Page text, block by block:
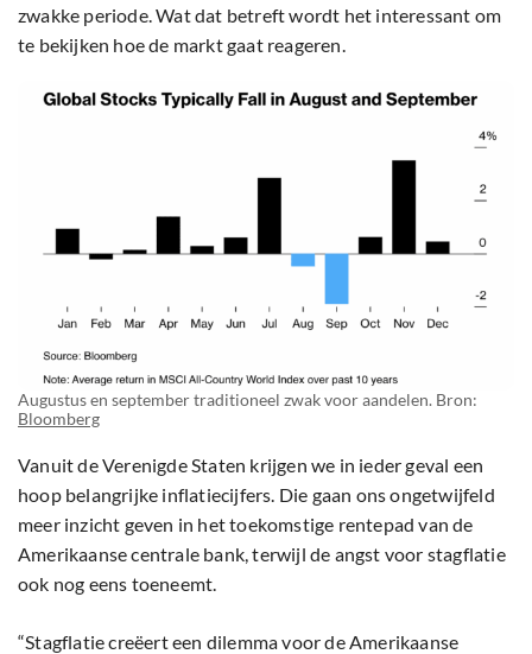
zwakke periode. Wat dat betreft wordt het interessant om
te bekijken hoe de markt gaat reageren.
Augustus en september traditioneel zwak voor aandelen. Bron:
Bloomberg
Vanuit de Verenigde Staten krijgen we in ieder geval een
hoop belangrijke inflatiecijfers. Die gaan ons ongetwijfeld
meer inzicht geven in het toekomstige rentepad van de
Amerikaanse centrale bank, terwijl de angst voor stagflatie
ook nog eens toeneemt.
“Stagflatie creëert een dilemma voor de Amerikaanse